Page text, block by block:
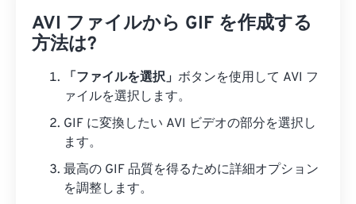
AVI ファイルから GIF を作成する
方法は?
「ファイルを選択」 ボタンを使用して AVI フ
ァイルを選択します。
GIF に変換したい AVI ビデオの部分を選択し
ます。
最高の GIF 品質を得るために詳細オプション
を調整します。